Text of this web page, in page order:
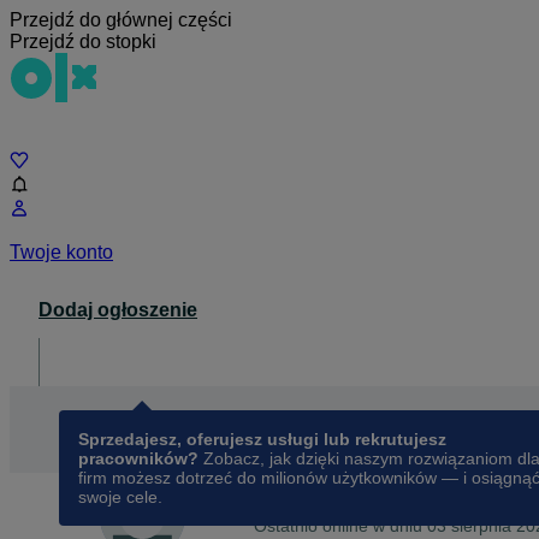
Przejdź do głównej części
Przejdź do stopki
Twoje konto
Dodaj ogłoszenie
Sprzedajesz, oferujesz usługi lub rekrutujesz
pracowników? Zobacz, jak dzięki naszym rozwiązaniom dla
firm możesz dotrzeć do milionów użytkowników — i osiągnąć
swoje cele.
Ostatnio online w dniu 03 sierpnia